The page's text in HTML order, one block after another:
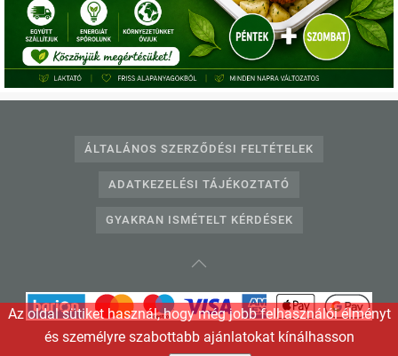
Az oldal sütiket használ, hogy még jobb felhasználói élményt
és személyre szabottabb ajánlatokat kínálhasson
+36703331360,+3612332240
E-mail:info@egeszsegkonyha.hu
ÁLTALÁNOS SZERZŐDÉSI FELTÉTELEK
ADATKEZELÉSI TÁJÉKOZTATÓ
GYAKRAN ISMÉTELT KÉRDÉSEK